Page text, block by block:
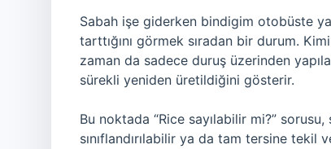
Sabah işe giderken bindigim otobüste
tarttığını görmek sıradan bir durum.
zaman da sadece duruş üzerinden
sürekli yeniden üretildiğini gösterir.
Bu noktada “Rice sayılabilir mi?”
sınıflandırılabilir ya da tam tersine